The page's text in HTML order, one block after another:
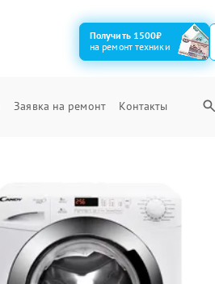
Получить 1500₽
на ремонт техники
Заявка на ремонт Контакты